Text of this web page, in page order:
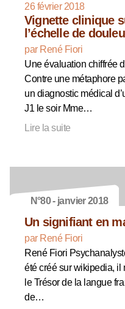
26 février 2018
Vignette clinique
l’échelle de
par René Fiori
Une évaluation chiffrée
Contre une métaphore
un diagnostic médical
J1 le soir Mme…
Lire la suite
N°80 - janvier 2018
Un signifiant en
par René Fiori
René Fiori
été créé sur wikipedia, il
le Trésor de la langue
de…